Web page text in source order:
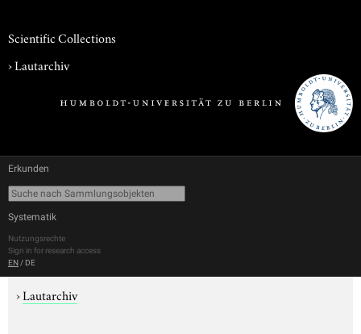
Scientific Collections
›Lautarchiv
Erkunden
Systematik
Nutzungsrechte
Sign in for research access
EN / DE
›Lautarchiv